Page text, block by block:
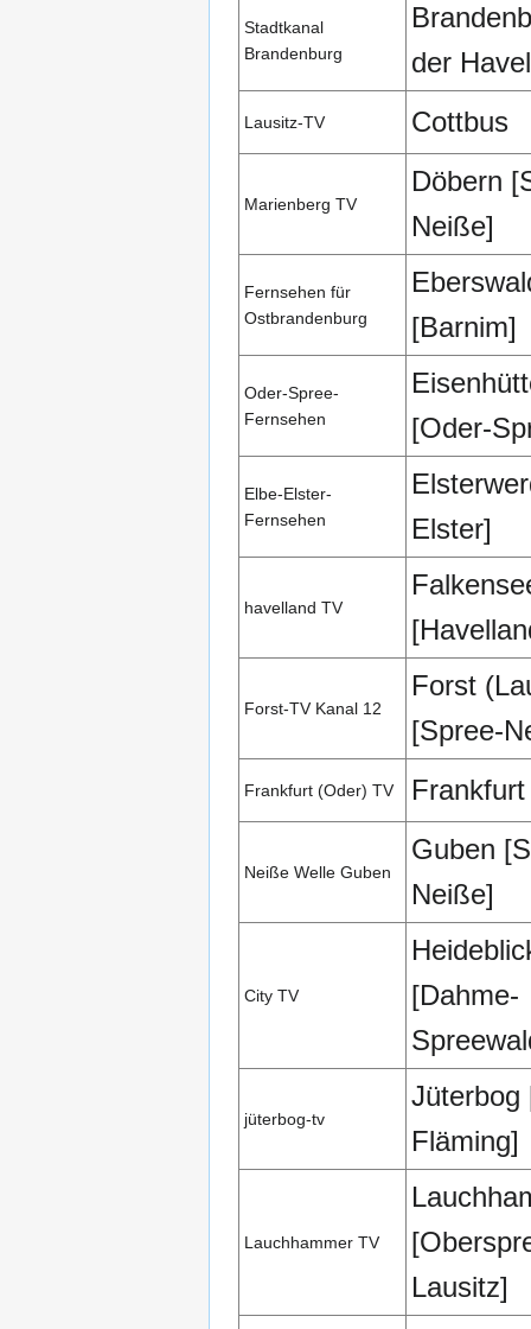
Stadtkanal
Brandenburg
der Havel
Lausitz-TV Cottbus
Marienberg TV
Döbern
Neiße]
Fernsehen für
Ostbrandenburg
[Barnim]
Oder-Spree-
Fernsehen
[Oder-
Elbe-Elster-
Fernsehen
Elster]
havelland TV
Forst-TV Kanal 12
Forst
[Spree-
Frankfurt (Oder) TV
Neiße Welle Guben
Guben
Neiße]
City TV
[Dahme-
jüterbog-tv
Jüterbog
Fläming]
Lauchhammer TV
Lausitz]